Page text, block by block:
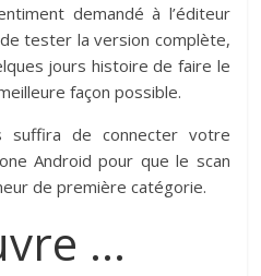
demandé à l’éditeur
tester la version complète,
jours histoire de faire le
façon possible.
suffira de connecter votre
Android pour que le scan
de première catégorie.
…